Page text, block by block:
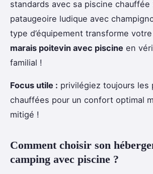
standards avec sa piscine chauffée
pataugeoire ludique avec
type d’équipement transforme votre
marais poitevin avec piscine en
familial !
Focus utile : privilégiez toujours les
chauffées pour un confort optimal
mitigé !
Comment choisir son
camping avec piscine ?